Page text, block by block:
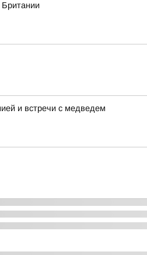
и встречи с медведем